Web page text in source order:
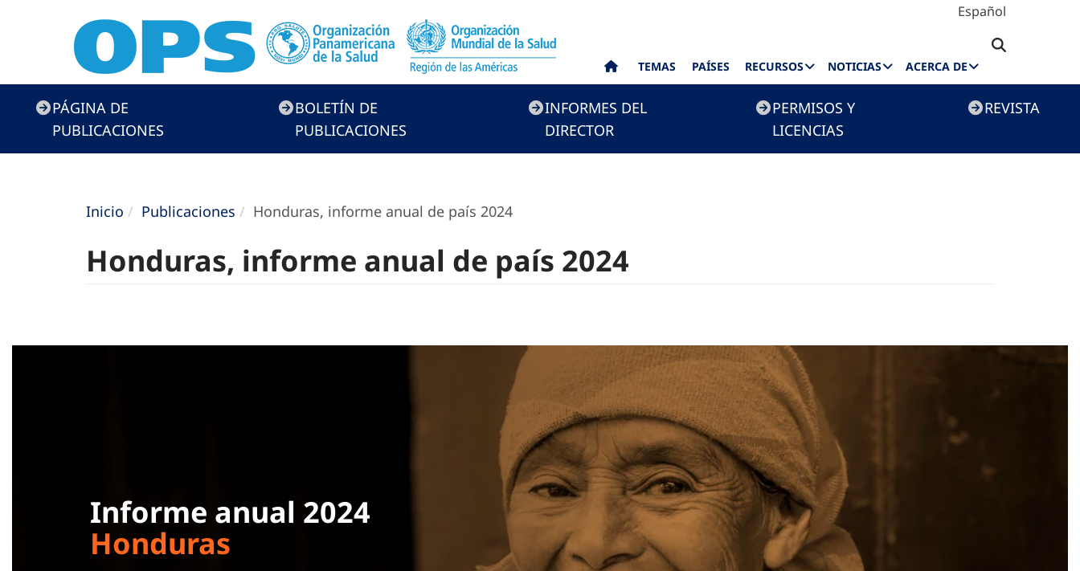
Español
TEMAS PAÍSES RECURSOS NOTICIAS ACERCA DE
Menú
Publicaciones
PÁGINA DE
PUBLICACIONES
BOLETÍN DE
PUBLICACIONES
INFORMES DEL
DIRECTOR
PERMISOS Y
LICENCIAS
REVISTA
Inicio Publicaciones Honduras, informe anual de país 2024
Honduras, informe anual de país 2024
Informe anual 2024
Honduras